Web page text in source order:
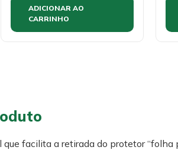
ADICIONAR AO
CARRINHO
facilita a retirada do protetor